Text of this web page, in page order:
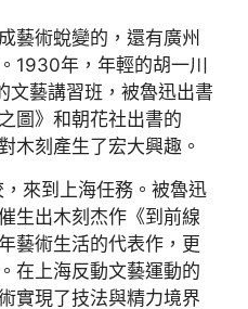
藝術蛻變的，還有廣州
1930年，年輕的胡一川
文藝講習班，被魯迅出書
圖》和朝花社出書的
木刻產生了宏大興趣。
來到上海任務。被魯迅
生出木刻杰作《到前線
藝術生活的代表作，更
在上海反動文藝運動的
實現了技法與精力境界